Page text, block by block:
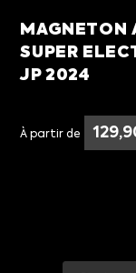
MAGNETON
SUPER
JP 2024
À partir de